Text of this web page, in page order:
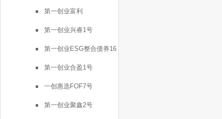
第一创业富利
第一创业兴睿1号
第一创业ESG整合债券16
号
第一创业合盈1号
一创惠选FOF7号
第一创业聚鑫2号